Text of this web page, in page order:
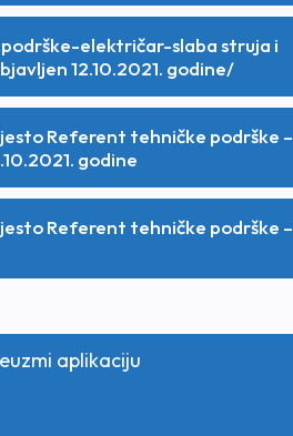
električar-slaba struja i
12.10.2021. godine/
Referent tehničke podrške –
godine
Referent tehničke podrške –
aplikaciju